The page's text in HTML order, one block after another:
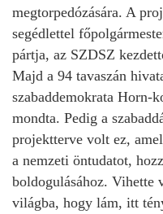
megtorpedózására. A
segédlettel
pártja, az SZDSZ
Majd a 94 tavaszán
szabaddemokrata Horn-
mondta. Pedig a
projektterve volt ez,
a nemzeti öntudatot,
boldogulásához. Vihette
világba, hogy lám, itt